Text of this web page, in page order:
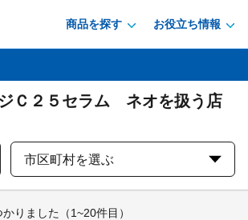
商品を探す お役立ち情報
Ｃ２５セラム ネオを扱う店
市区町村を選ぶ
りました （1~20件目）